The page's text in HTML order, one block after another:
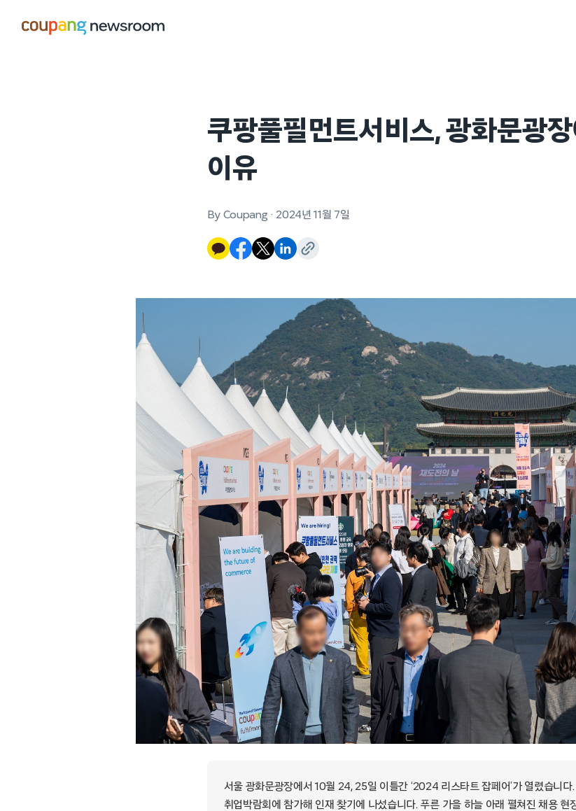
쿠팡풀필먼트서비스, 광화문광
이유
By Coupang · 2024년 11월 7일
서울 광화문광장에서 10월 24, 25일 이틀간 ‘2024 리스타트 잡페어’가 열렸습니다
취업박람회에 참가해 인재 찾기에 나섰습니다. 푸른 가을 하늘 아래 펼쳐진 채용 현